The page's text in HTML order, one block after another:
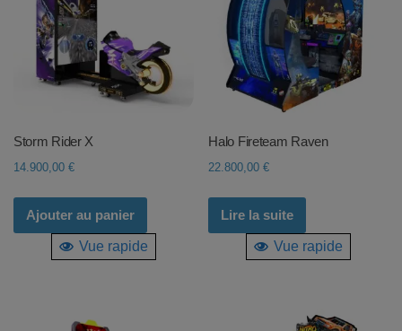
Storm Rider X
14.900,00 €
Ajouter au panier
Vue rapide
Halo Fireteam Raven
22.800,00€
Lire la suite
Vue rapide